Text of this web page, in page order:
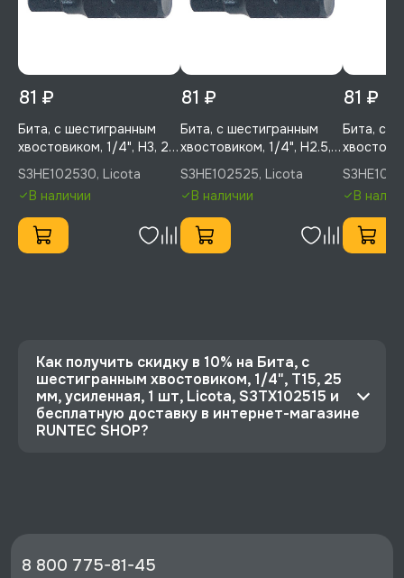
81 ₽
Бита, с шестигранным
хвостовиком, 1/4", H3, 25
мм, усиленная, 1 шт,
Licota, S3HE102530
S3HE102530, Licota
В наличии
81 ₽
Бита, с шестигранным
хвостовиком, 1/4", H2.5,
25 мм, усиленная, 1 шт,
Licota, S3HE102525
S3HE102525, Licota
В наличии
81 ₽
Бита, с
мм,
Licota,
В
Как получить скидку в 10% на Бита, с
шестигранным хвостовиком, 1/4", T15, 25
мм, усиленная, 1 шт, Licota, S3TX102515 и
бесплатную доставку в интернет-магазине
RUNTEC SHOP?
S3TX102515 со скидкой - 73 руб.
8 800 775-81-45